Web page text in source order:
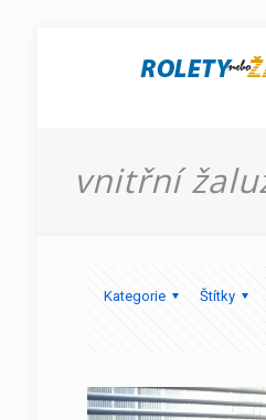
vnitřní
Kategorie Štítky